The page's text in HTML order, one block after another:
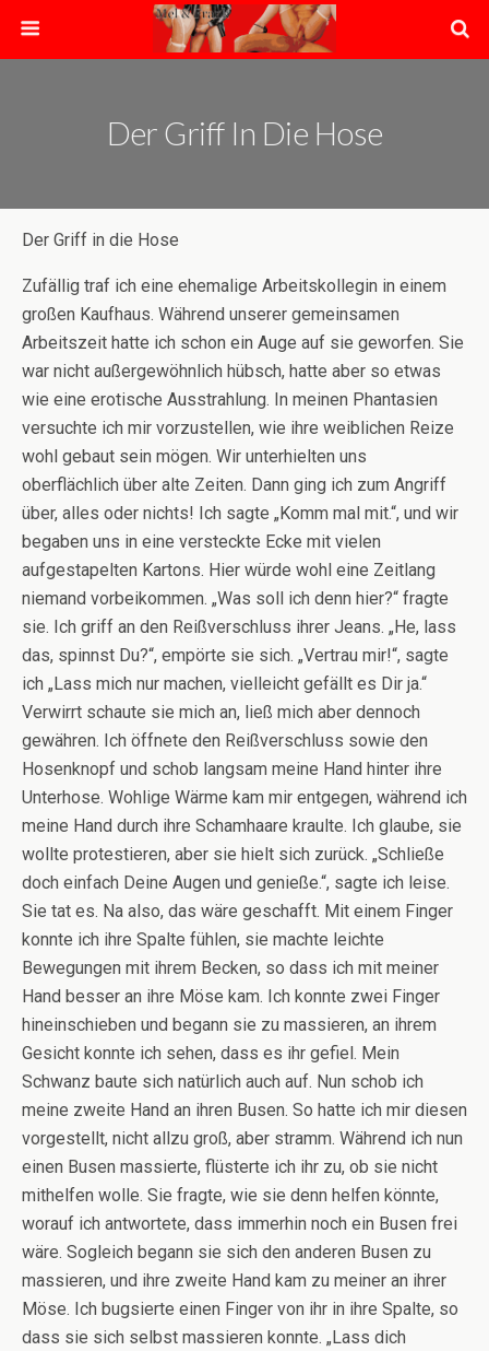
Der Griff In Die Hose
Der Griff in die Hose
Zufällig traf ich eine ehemalige Arbeitskollegin in einem
großen Kaufhaus. Während unserer gemeinsamen
Arbeitszeit hatte ich schon ein Auge auf sie geworfen. Sie
war nicht außergewöhnlich hübsch, hatte aber so etwas
wie eine erotische Ausstrahlung. In meinen Phantasien
versuchte ich mir vorzustellen, wie ihre weiblichen Reize
wohl gebaut sein mögen. Wir unterhielten uns
oberflächlich über alte Zeiten. Dann ging ich zum Angriff
über, alles oder nichts! Ich sagte „Komm mal mit.“, und wir
begaben uns in eine versteckte Ecke mit vielen
aufgestapelten Kartons. Hier würde wohl eine Zeitlang
niemand vorbeikommen. „Was soll ich denn hier?“ fragte
sie. Ich griff an den Reißverschluss ihrer Jeans. „He, lass
das, spinnst Du?“, empörte sie sich. „Vertrau mir!“, sagte
ich „Lass mich nur machen, vielleicht gefällt es Dir ja.“
Verwirrt schaute sie mich an, ließ mich aber dennoch
gewähren. Ich öffnete den Reißverschluss sowie den
Hosenknopf und schob langsam meine Hand hinter ihre
Unterhose. Wohlige Wärme kam mir entgegen, während ich
meine Hand durch ihre Schamhaare kraulte. Ich glaube, sie
wollte protestieren, aber sie hielt sich zurück. „Schließe
doch einfach Deine Augen und genieße.“, sagte ich leise.
Sie tat es. Na also, das wäre geschafft. Mit einem Finger
konnte ich ihre Spalte fühlen, sie machte leichte
Bewegungen mit ihrem Becken, so dass ich mit meiner
Hand besser an ihre Möse kam. Ich konnte zwei Finger
hineinschieben und begann sie zu massieren, an ihrem
Gesicht konnte ich sehen, dass es ihr gefiel. Mein
Schwanz baute sich natürlich auch auf. Nun schob ich
meine zweite Hand an ihren Busen. So hatte ich mir diesen
vorgestellt, nicht allzu groß, aber stramm. Während ich nun
einen Busen massierte, flüsterte ich ihr zu, ob sie nicht
mithelfen wolle. Sie fragte, wie sie denn helfen könnte,
worauf ich antwortete, dass immerhin noch ein Busen frei
wäre. Sogleich begann sie sich den anderen Busen zu
massieren, und ihre zweite Hand kam zu meiner an ihrer
Möse. Ich bugsierte einen Finger von ihr in ihre Spalte, so
dass sie sich selbst massieren konnte. „Lass dich